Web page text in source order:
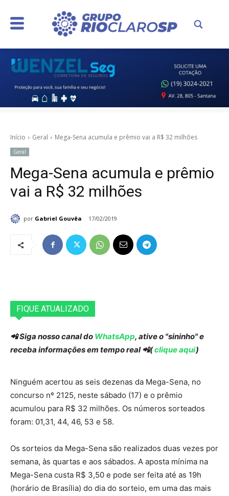
Início Geral Mega-Sena acumula e prêmio vai a R$ 32 milhões
Geral
Mega-Sena acumula e prêmio
vai a R$ 32 milhões
por Gabriel Gouvêa 17/02/2019
FIQUE ATUALIZADO
📲 Siga nosso canal do WhatsApp, ative o "sininho" e
receba informações em tempo real 📲(clique aqui)
Ninguém acertou as seis dezenas da Mega-Sena, no
concurso nº 2125, neste sábado (17) e o prêmio
acumulou para R$ 32 milhões. Os números sorteados
foram: 01,31, 44, 46, 53 e 58.
Os sorteios da Mega-Sena são realizados duas vezes por
semana, às quartas e aos sábados. A aposta mínima na
Mega-Sena custa R$ 3,50 e pode ser feita até as 19h
(horário de Brasília) do dia do sorteio, em uma das mais